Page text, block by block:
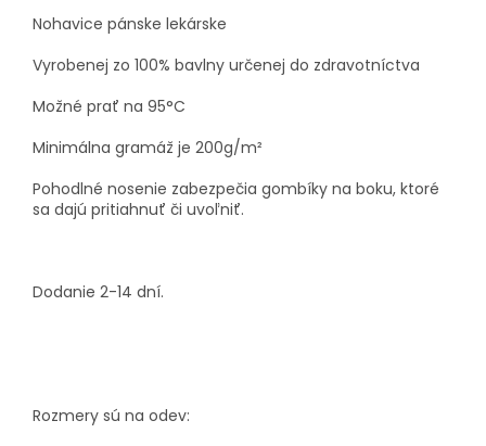
Nohavice pánske lekárske
Vyrobenej zo 100% bavlny určenej do zdravotníctva
Možné prať na 95°C
Minimálna gramáž je 200g/m²
Pohodlné nosenie zabezpečia gombíky na boku, ktoré
sa dajú pritiahnuť či uvoľniť.
Dodanie 2-14 dní.
Rozmery sú na odev: